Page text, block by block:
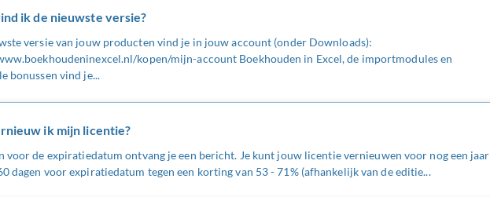
ik de nieuwste versie?
versie van jouw producten vind je in jouw account (onder Downloads):
kopen/mijn-account Boekhouden in Excel, de importmodules en
bonussen vind je...
ik mijn licentie?
voor de expiratiedatum ontvang je een bericht. Je kunt jouw licentie vernieuwen voor nog een jaar
dagen voor expiratiedatum tegen een korting van 53 - 71% (afhankelijk van de editie...